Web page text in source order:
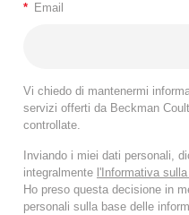
* Email
Vi chiedo di mantenermi
servizi offerti da Beckman
controllate.
Inviando i miei dati personali,
integralmente l'Informativa
Ho preso questa decisione in
personali sulla base delle